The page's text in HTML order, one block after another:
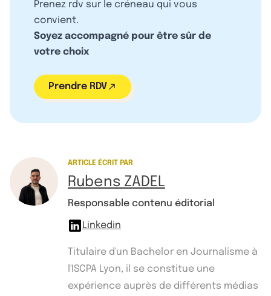
Prenez rdv sur le créneau qui vous
convient.
Soyez accompagné pour être sûr de
votre choix
Prendre RDV
ARTICLE ÉCRIT PAR
Rubens ZADEL
Responsable contenu éditorial
Linkedin
Titulaire d'un Bachelor en Journalisme à
l'ISCPA Lyon, il se constitue une
expérience auprès de différents médias